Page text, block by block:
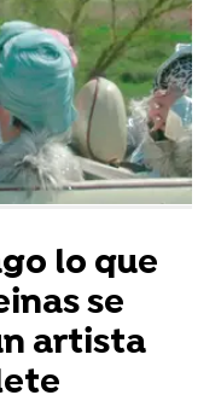
lo que
se
artista